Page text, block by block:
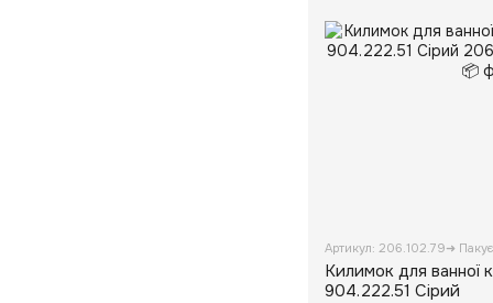
Артикул: 206.102.79➜
Килимок для ванної
904.222.51 Сірий